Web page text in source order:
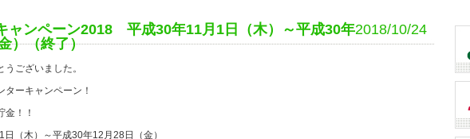
2018/10/24
ャンペーン2018 平成30年11月1日（木）～平成30年
）（終了）
ございました。
ーキャンペーン！
金！！
日（木）～平成30年12月28日（金）